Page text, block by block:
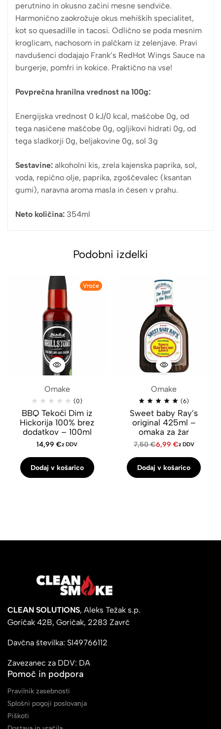
perutnino in okusno začini mesne sendviče.
Harmonično zaokrožuje okus mehiških specialitet,
kot so quesadille in tacosi. Odlično se poda mesnim
kroglicam, nachosom in palčkam iz zelenjave. Pravi
navdušenci dodajajo Frank’s RedHot Wings Sauce na
burgerje, pomfri in kokice. Praktično na vse!
Povprečna hranilna vrednost na 100g:
Energijska vrednost 0 kJ/0 kcal, maščobe 0g, od
tega nasičene maščobe 0g, ogljikovi hidrati 0g, od
tega sladkorji 0g, beljakovine 0g, sol 3g
Sestavine: alkoholni kis, zrela kajenska paprika, sol,
voda, repično olje, paprika, zgoščevalec (ksantan
gumi), naravna aroma masla in česen v prahu.
Neto količina: 354ml
Podobni izdelki
Vroče
Omake
(0)
BBQ Tekoči Dim iz
Hickorija 100% brez
dodatkov – 100ml
14,99€z DDV
Dodaj v košarico
Omake
(6)
Sweet baby Ray’s
original 425ml –
omaka za žar
7,50€6,99 €z DDV
Dodaj v košarico
CLEAN SOLUTIONS, Aleks Težak s.p.
Goričak 42B, Goričak, 2283 Zavrč
Davčna številka: SI49766112
Zavezanec za DDV: DA
Pomoč in podpora
Pravilnik zasebnosti
Splošni pogoji poslovanja
Piškoti